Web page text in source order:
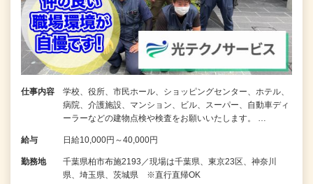
仕事内容
学校、役所、市民ホール、ショッピングセンター、ホテル、
病院、介護施設、マンション、ビル、スーパー、自動車ディ
ーラーなどの建物点検や検査をお願いいたします。 …
給与 日給10,000円～40,000円
勤務地
千葉県柏市布施2193／現場は千葉県、東京23区、神奈川
県、埼玉県、茨城県 ※直行直帰OK